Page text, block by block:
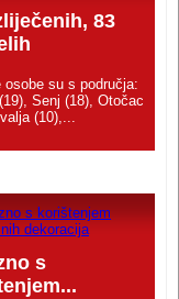
83
osobe su s područja:
Senj (18), Otočac
(10),...
s